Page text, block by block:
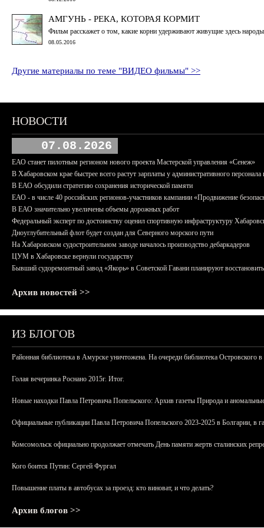
АМГУНЬ - РЕКА, КОТОРАЯ КОРМИТ
Фильм расскажет о том, какие корни удерживают живущие здесь
08.05.2016
Другие материалы по теме "ВИДЕО фильмы" >>
НОВОСТИ
07.08.2026
ЕАО станет пилотным регионом нового проекта Мастерской управления «Сенеж»
В Хабаровском крае быстрее всего растут зарплаты у административного персонала
В ЕАО обсудили стратегию сохранения исторической памяти
ЕАО - в числе 40 российских регионов-участников кампании «Продвижение
В ЕАО значительно увеличены объемы дорожных работ
Федеральный эксперт по достоинству оценил спортивную инфраструктуру
Дноуглубительный флот будет создан для Северного морского пути
На Хабаровском судостроительном заводе началось производство дебаркадеров
ЦУМ в Хабаровске вернули государству
Бывший судоремонтный завод «Якорь» в Советской Гавани планируют восстановить
Архив новостей >>
ИЗ БЛОГОВ
Районная библиотека в Амурске уничтожена. На очереди библиотека Островского
Голая вечеринка Роснано 2015г. Итог.
Новые находки Павла Петровича Попельского: Архив газеты Природа и
Официальные публикации Павла Петровича Попельского 2023-2025 в Болгарии, в
Комсомольск официально продолжает отмечать День памяти жертв сталинских
Кого боится Путин: Сергей Фургал
Повышение платы в автобусах за проезд: кто виноват, и что делать?
Архив блогов >>